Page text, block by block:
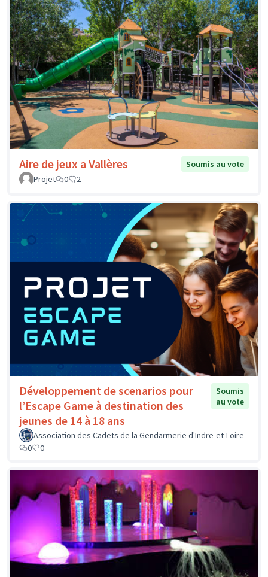
Aire de jeux a Vallères
Soumis au vote
Projet
0 2
Développement de scenarios pour
l’Escape Game à destination des
jeunes de 14 à 18 ans
Soumis
au vote
Association des Cadets de la Gendarmerie d'Indre-et-Loire
0
0